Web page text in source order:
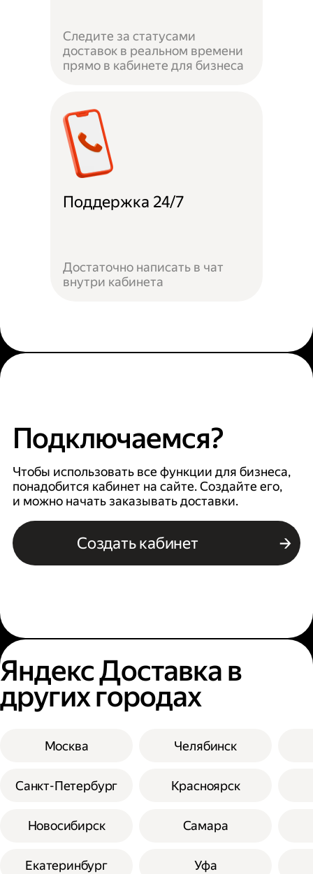
Следите за статусами
доставок в реальном времени
прямо в кабинете для бизнеса
Поддержка 24/7
Достаточно написать в чат
внутри кабинета
Подключаемся?
Чтобы использовать все функции для бизнеса,
понадобится кабинет на сайте. Создайте его,
и можно начать заказывать доставки.
Создать кабинет
Яндекс Доставка в
других городах
Москва
Санкт-Петербург
Новосибирск
Екатеринбург
Челябинск
Красноярск
Самара
Уфа